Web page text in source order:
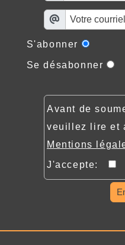
S'abonner
Se désabonner
Avant de
veuillez lire et
Mentions
J'accepte: